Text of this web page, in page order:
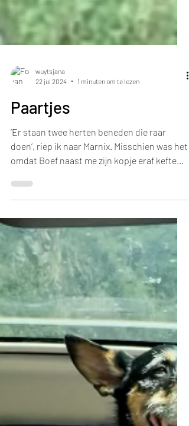
wuytsjana
22 jul 2024
Paartjes
‘Er staan twee herten beneden die raar
waarom die twee sierlijke diertjes achter
elkaar rondjes draaiden om de appelbomen.
Ik leidde Boef af op klassieke wijze:
binnenhalen, snoepjes strooien, stofzuigen
(dat helpt vaak gek genoeg). Maar er was
geen lievemoederen aan. Boef was bij het
aanschouwen van het tafereel al even daas
als die twee daar bened